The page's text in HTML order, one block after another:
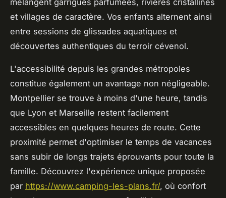
et villages de caractère. Vos enfants alternent ainsi
entre sessions de glissades aquatiques et
découvertes authentiques du terroir cévenol.
L'accessibilité depuis les grandes métropoles
constitue également un avantage non négligeable.
Montpellier se trouve à moins d'une heure, tandis
que Lyon et Marseille restent facilement
accessibles en quelques heures de route. Cette
proximité permet d'optimiser le temps de vacances
sans subir de longs trajets éprouvants pour toute la
famille. Découvrez l'expérience unique proposée
par https://www.camping-les-plans.fr/, où confort